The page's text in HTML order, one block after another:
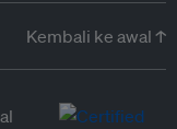
Kembali ke awal ↑